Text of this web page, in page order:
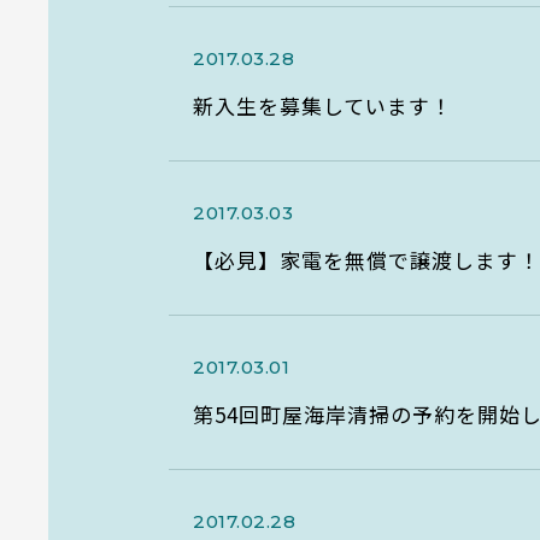
2017.03.28
新入生を募集しています！
2017.03.03
【必見】家電を無償で譲渡します！
2017.03.01
第54回町屋海岸清掃の予約を開始
2017.02.28